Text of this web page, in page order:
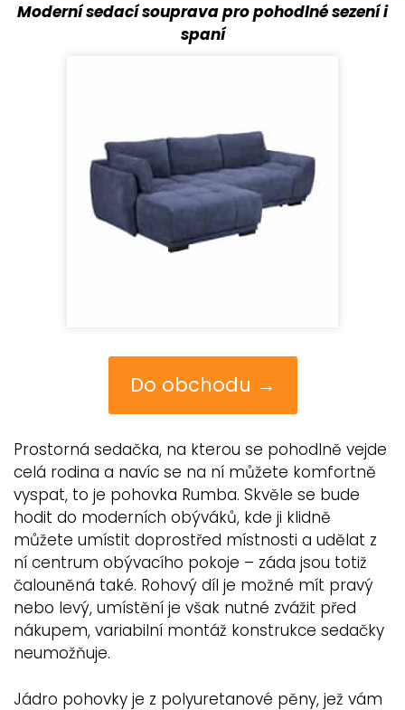
Moderní sedací souprava pro pohodlné sezení i
spaní
Do obchodu →
Prostorná sedačka, na kterou se pohodlně vejde
celá rodina a navíc se na ní můžete komfortně
vyspat, to je pohovka Rumba. Skvěle se bude
hodit do moderních obýváků, kde ji klidně
můžete umístit doprostřed místnosti a udělat z
ní centrum obývacího pokoje – záda jsou totiž
čalouněná také. Rohový díl je možné mít pravý
nebo levý, umístění je však nutné zvážit před
nákupem, variabilní montáž konstrukce sedačky
neumožňuje.
Jádro pohovky je z polyuretanové pěny, jež vám